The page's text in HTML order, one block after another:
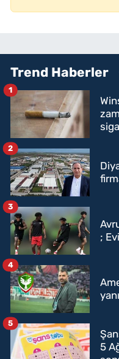
Trend Haberler
1
2
;
3
4
5
5